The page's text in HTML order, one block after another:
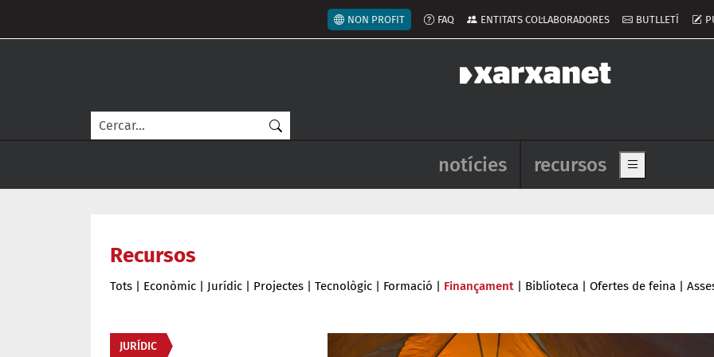
Menú del compte d'usuari
NON PROFIT FAQ ENTITATS COL·LABORADORES BUTLLETÍ
Cerca
Navegació principal de
notícies recursos Show main
Recursos
Tots | Econòmic | Jurídic | Projectes | Tecnològic | Formació | Finançament | Biblioteca | Ofertes de feina |
Àmbit
JURÍDIC